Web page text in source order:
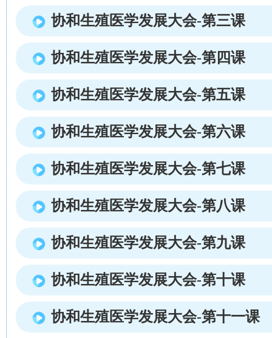
协和生殖医学发展大会-第三课
协和生殖医学发展大会-第四课
协和生殖医学发展大会-第五课
协和生殖医学发展大会-第六课
协和生殖医学发展大会-第七课
协和生殖医学发展大会-第八课
协和生殖医学发展大会-第九课
协和生殖医学发展大会-第十课
协和生殖医学发展大会-第十一课